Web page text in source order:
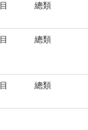
總類
總類
總類